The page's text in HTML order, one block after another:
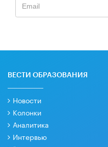
ВЕСТИ ОБРАЗОВАНИЯ
Новости
Колонки
Аналитика
Интервью